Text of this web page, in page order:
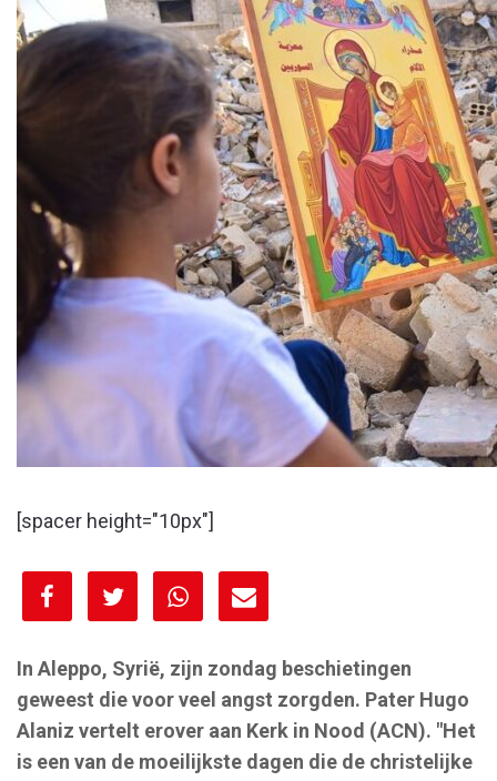
[spacer height="10px"]
[spacer height="10px"]
In Aleppo, Syrië, zijn zondag beschietingen
geweest die voor veel angst zorgden. Pater Hugo
Alaniz vertelt erover aan Kerk in Nood (ACN). "Het
is een van de moeilijkste dagen die de christelijke